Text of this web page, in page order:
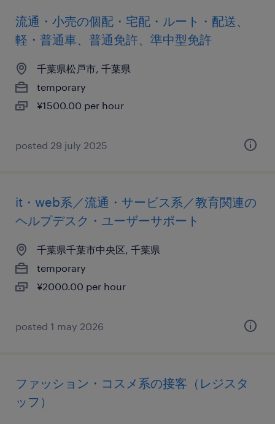
流通・小売の個配・宅配・ルート・配送、
軽・普通車、普通免許、準中型免許
千葉県松戸市, 千葉県
temporary
¥1500.00 per hour
posted 29 july 2025
it・web系／流通・サービス系／教育関連の
ヘルプデスク・ユーザーサポート
千葉県千葉市中央区, 千葉県
temporary
¥2000.00 per hour
posted 1 may 2026
ファッション・コスメ系の接客（レジスタ
ッフ）